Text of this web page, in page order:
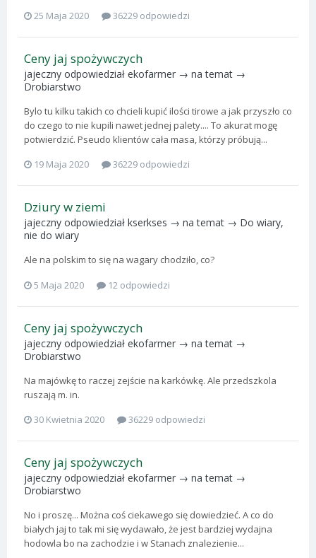
25 Maja 2020
36229 odpowiedzi
Ceny jaj spożywczych
jajeczny odpowiedział ekofarmer → na temat →
Drobiarstwo
Bylo tu kilku takich co chcieli kupić ilości tirowe a jak przyszło co
do czego to nie kupili nawet jednej palety.... To akurat mogę
potwierdzić. Pseudo klientów cała masa, którzy próbują...
19 Maja 2020
36229 odpowiedzi
Dziury w ziemi
jajeczny odpowiedział kserkses → na temat → Do wiary,
nie do wiary
Ale na polskim to się na wagary chodziło, co?
5 Maja 2020
12 odpowiedzi
Ceny jaj spożywczych
jajeczny odpowiedział ekofarmer → na temat →
Drobiarstwo
Na majówkę to raczej zejście na karkówkę. Ale przedszkola
ruszają m. in.
30 Kwietnia 2020
36229 odpowiedzi
Ceny jaj spożywczych
jajeczny odpowiedział ekofarmer → na temat →
Drobiarstwo
No i proszę... Można coś ciekawego się dowiedzieć. A co do
białych jaj to tak mi się wydawało, że jest bardziej wydajna
hodowla bo na zachodzie i w Stanach znalezienie...